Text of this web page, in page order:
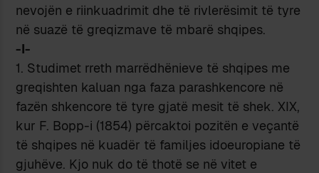
nevojën e riinkuadrimit dhe të rivlerësimit të tyre
në suazë të greqizmave të mbarë shqipes.
-I-
1. Studimet rreth marrëdhënieve të shqipes me
greqishten kaluan nga faza parashkencore në
fazën shkencore të tyre gjatë mesit të shek. XIX,
kur F. Bopp-i (1854) përcaktoi pozitën e veçantë
të shqipes në kuadër të familjes idoeuropiane të
gjuhëve. Kjo nuk do të thotë se në vitet e